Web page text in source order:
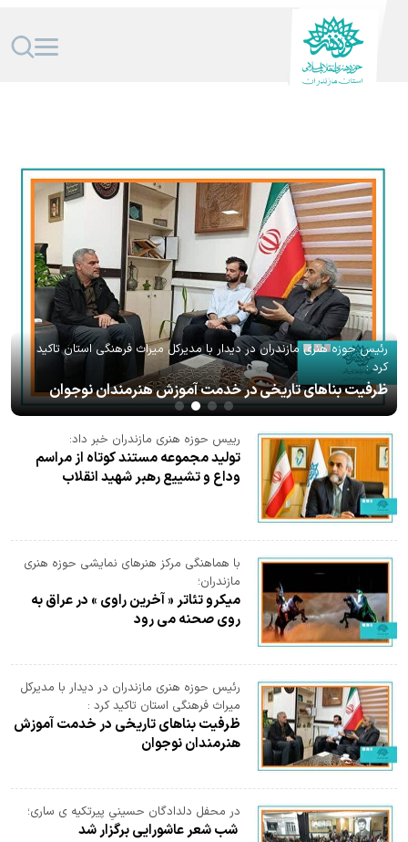
رئیس حوزه هنری مازندران در دیدار با مدیرکل میراث فرهنگی استان تاکید
کرد :
ظرفیت بناهای تاریخی در خدمت آموزش هنرمندان نوجوان
رییس حوزه هنری مازندران خبر داد:
تولید مجموعه مستند کوتاه از مراسم
وداع و تشییع رهبر شهید انقلاب
با هماهنگی مرکز هنرهای نمایشی حوزه هنری
مازندران؛
میکرو تئاتر « آخرین راوی » در عراق به
روی صحنه می رود
رئیس حوزه هنری مازندران در دیدار با مدیرکل
میراث فرهنگی استان تاکید کرد :
ظرفیت بناهای تاریخی در خدمت آموزش
هنرمندان نوجوان
در محفل دلدادگان حسینیِ پیرتکیه ی ساری؛
شب شعر عاشورایی برگزار شد